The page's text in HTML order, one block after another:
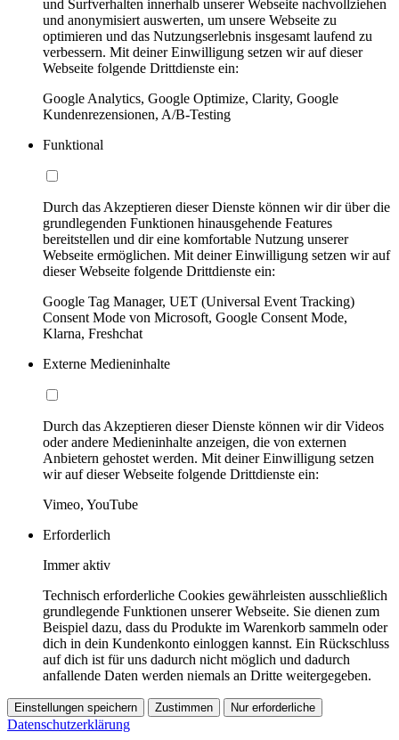
und Surfverhalten innerhalb unserer Webseite nachvollziehen
und anonymisiert auswerten, um unsere Webseite zu
optimieren und das Nutzungserlebnis insgesamt laufend zu
verbessern. Mit deiner Einwilligung setzen wir auf dieser
Webseite folgende Drittdienste ein:
Google Analytics, Google Optimize, Clarity, Google
Kundenrezensionen, A/B-Testing
Funktional
Durch das Akzeptieren dieser Dienste können wir dir über die
grundlegenden Funktionen hinausgehende Features
bereitstellen und dir eine komfortable Nutzung unserer
Webseite ermöglichen. Mit deiner Einwilligung setzen wir auf
dieser Webseite folgende Drittdienste ein:
Google Tag Manager, UET (Universal Event Tracking)
Consent Mode von Microsoft, Google Consent Mode,
Klarna, Freshchat
Externe Medieninhalte
Durch das Akzeptieren dieser Dienste können wir dir Videos
oder andere Medieninhalte anzeigen, die von externen
Anbietern gehostet werden. Mit deiner Einwilligung setzen
wir auf dieser Webseite folgende Drittdienste ein:
Vimeo, YouTube
Erforderlich
Immer aktiv
Technisch erforderliche Cookies gewährleisten ausschließlich
grundlegende Funktionen unserer Webseite. Sie dienen zum
Beispiel dazu, dass du Produkte im Warenkorb sammeln oder
dich in dein Kundenkonto einloggen kannst. Ein Rückschluss
auf dich ist für uns dadurch nicht möglich und dadurch
anfallende Daten werden niemals an Dritte weitergegeben.
Einstellungen speichern Zustimmen Nur erforderliche
Datenschutzerklärung